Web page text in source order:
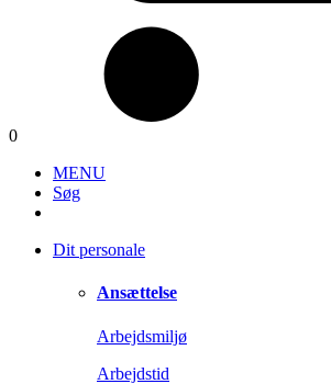
0
MENU
Søg
Dit personale
Ansættelse
Arbejdsmiljø
Arbejdstid